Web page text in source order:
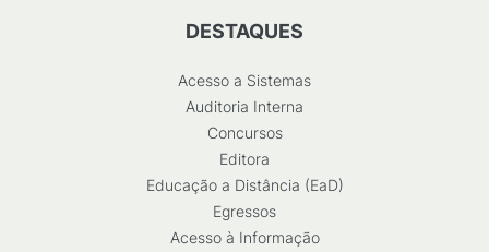
DESTAQUES
Acesso a Sistemas
Auditoria Interna
Concursos
Editora
Educação a Distância (EaD)
Egressos
Acesso à Informação